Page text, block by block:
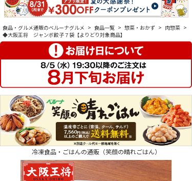
食品・グルメ通販のベルーナグルメ > 食品一覧 > 惣菜・おかず > 肉惣菜 >
◆大阪王将 ジャンボ餃子７袋【よりどり対象商品】
冷凍食品・ごはんの通販（笑顔の晴れごはん）